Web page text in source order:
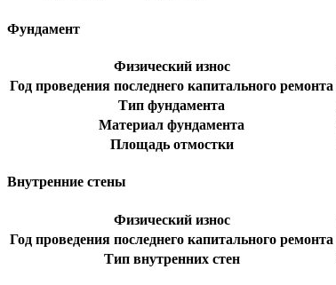
Фундамент
Физический износ
Год проведения последнего капитального ремонта
Тип фундамента
Материал фундамента
Площадь отмостки
Внутренние стены
Физический износ
Год проведения последнего капитального ремонта
Тип внутренних стен